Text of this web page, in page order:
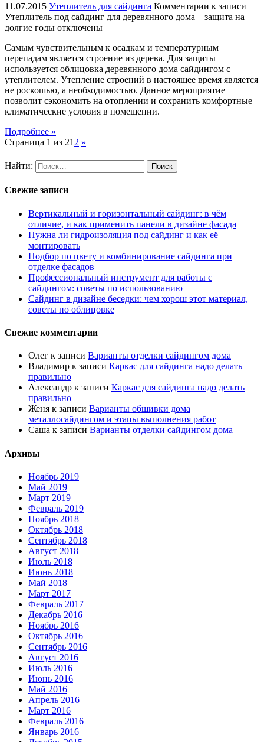
11.07.2015 Утеплитель для сайдинга Комментарии к записи
Утеплитель под сайдинг для деревянного дома – защита на
долгие годы отключены
Самым чувствительным к осадкам и температурным
перепадам является строение из дерева. Для защиты
используется облицовка деревянного дома сайдингом с
утеплителем. Утепление строений в настоящее время является
не роскошью, а необходимостью. Данное мероприятие
позволит сэкономить на отоплении и сохранить комфортные
климатические условия в помещении.
Подробнее »
Страница 1 из 21 2 »
Найти:
Свежие записи
Вертикальный и горизонтальный сайдинг: в чём
отличие, и как применить панели в дизайне фасада
Нужна ли гидроизоляция под сайдинг и как её
монтировать
Подбор по цвету и комбинирование сайдинга при
отделке фасадов
Профессиональный инструмент для работы с
сайдингом: советы по использованию
Сайдинг в дизайне беседки: чем хорош этот материал,
советы по облицовке
Свежие комментарии
Олег к записи Варианты отделки сайдингом дома
Владимир к записи Каркас для сайдинга надо делать
правильно
Александр к записи Каркас для сайдинга надо делать
правильно
Женя к записи Варианты обшивки дома
металлосайдингом и этапы выполнения работ
Саша к записи Варианты отделки сайдингом дома
Архивы
Ноябрь 2019
Май 2019
Март 2019
Февраль 2019
Ноябрь 2018
Октябрь 2018
Сентябрь 2018
Август 2018
Июль 2018
Июнь 2018
Май 2018
Март 2017
Февраль 2017
Декабрь 2016
Ноябрь 2016
Октябрь 2016
Сентябрь 2016
Август 2016
Июль 2016
Июнь 2016
Май 2016
Апрель 2016
Март 2016
Февраль 2016
Январь 2016